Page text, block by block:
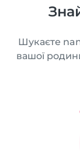
Шукаєте
вашої